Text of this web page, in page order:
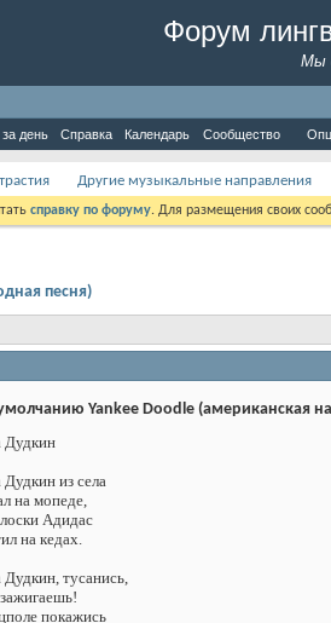
Форум
Мы
день Справка Календарь Сообщество
Другие музыкальные направления
справку по форуму. Для размещения своих
песня)
Yankee Doodle (американская
Дудкин
Дудкин из села
на мопеде,
Адидас
на кедах.
Дудкин, тусанись,
покажись